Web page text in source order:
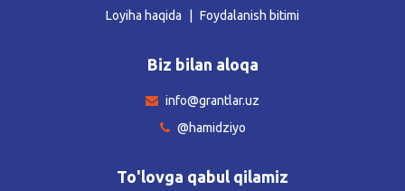
Loyiha haqida
Foydalanish bitimi
Biz bilan aloqa
info@grantlar.uz
@hamidziyo
To'lovga qabul qilamiz